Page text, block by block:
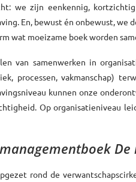
we zijn eenkennig,
En, bewust én onbewust, we
wat moeizame boek worden
van samenwerken in
processen, vakmanschap)
kunnen onze
Op organisatieniveau
rond de